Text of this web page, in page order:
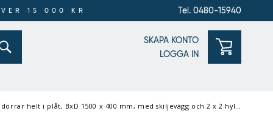
15 000 KR Tel. 0480-15940
SKAPA KONTO
LOGGA IN
plåt, BxD 1500 x 400 mm, med skiljevägg och 2 x 2 hyllplan, dörr gentianablå